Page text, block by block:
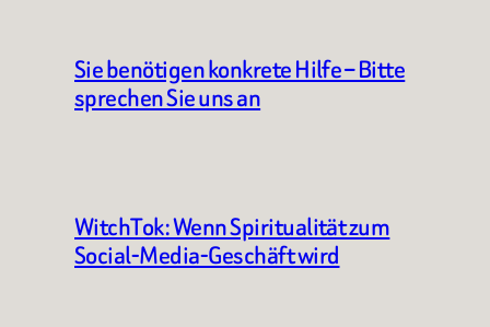
Sie benötigen konkrete Hilfe – Bitte
sprechen Sie uns an
WitchTok: Wenn Spiritualität zum
Social-Media-Geschäft wird